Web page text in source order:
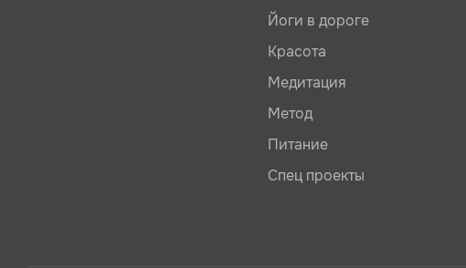
Йоги в дороге
Красота
Медитация
Метод
Питание
Спец проекты